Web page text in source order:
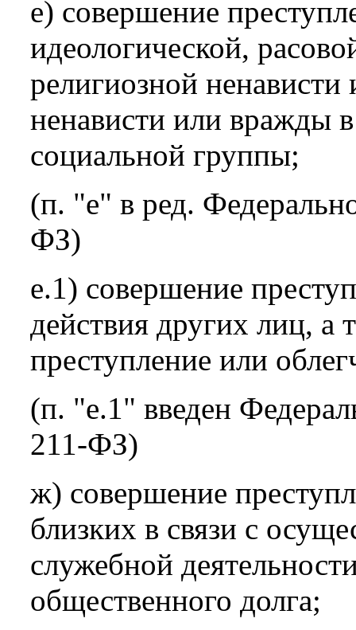
е) совершение
идеологической,
религиозной
ненависти или вражды
социальной группы;
(п. "е" в ред.
ФЗ)
е.1) совершение
действия других лиц, а
преступление или
(п. "е.1" введен
211-ФЗ)
ж) совершение
близких в связи с
служебной
общественного долга;